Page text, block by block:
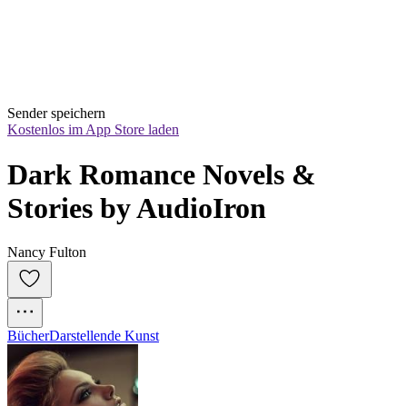
Sender speichern
Kostenlos im App Store laden
Dark Romance Novels &
Stories by AudioIron
Nancy Fulton
BücherDarstellende Kunst